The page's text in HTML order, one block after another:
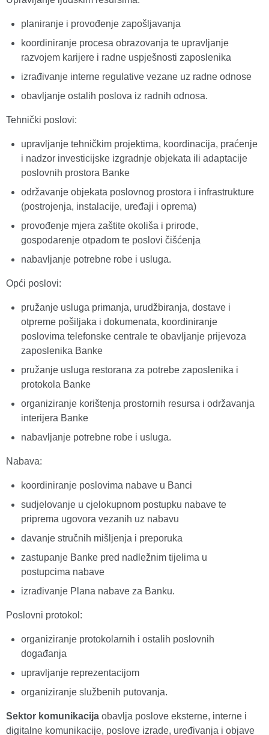
planiranje i provođenje zapošljavanja
koordiniranje procesa obrazovanja te upravljanje
razvojem karijere i radne uspješnosti zaposlenika
izrađivanje interne regulative vezane uz radne odnose
obavljanje ostalih poslova iz radnih odnosa.
Tehnički poslovi:
upravljanje tehničkim projektima, koordinacija, praćenje
i nadzor investicijske izgradnje objekata ili adaptacije
poslovnih prostora Banke
održavanje objekata poslovnog prostora i infrastrukture
(postrojenja, instalacije, uređaji i oprema)
provođenje mjera zaštite okoliša i prirode,
gospodarenje otpadom te poslovi čišćenja
nabavljanje potrebne robe i usluga.
Opći poslovi:
pružanje usluga primanja, urudžbiranja, dostave i
otpreme pošiljaka i dokumenata, koordiniranje
poslovima telefonske centrale te obavljanje prijevoza
zaposlenika Banke
pružanje usluga restorana za potrebe zaposlenika i
protokola Banke
organiziranje korištenja prostornih resursa i održavanja
interijera Banke
nabavljanje potrebne robe i usluga.
Nabava:
koordiniranje poslovima nabave u Banci
sudjelovanje u cjelokupnom postupku nabave te
priprema ugovora vezanih uz nabavu
davanje stručnih mišljenja i preporuka
zastupanje Banke pred nadležnim tijelima u
postupcima nabave
izrađivanje Plana nabave za Banku.
Poslovni protokol:
organiziranje protokolarnih i ostalih poslovnih
događanja
upravljanje reprezentacijom
organiziranje službenih putovanja.
Sektor komunikacija obavlja poslove eksterne, interne i
digitalne komunikacije, poslove izrade, uređivanja i objave